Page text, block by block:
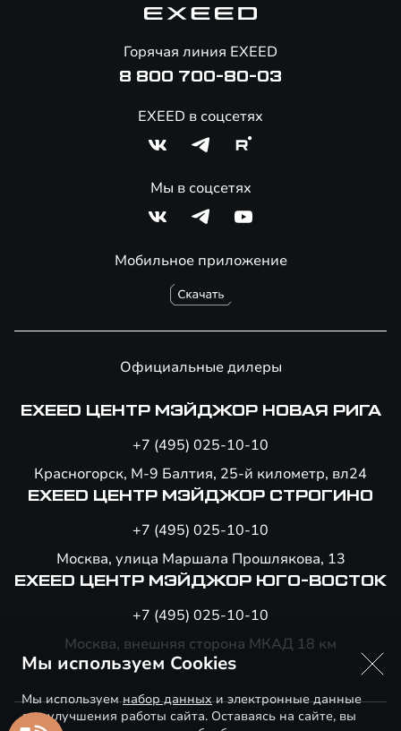
Помощь на дорогах
Мобильное приложение
Горячая линия EXEED
8 800 700-80-03
EXEED в соцсетях
Мы в соцсетях
Официальные дилеры
EXEED ЦЕНТР МЭЙДЖОР НОВАЯ РИГА
+7 (495) 025-10-10
Красногорск, М-9 Балтия, 25-й километр, вл24
EXEED ЦЕНТР МЭЙДЖОР СТРОГИНО
+7 (495) 025-10-10
Москва, улица Маршала Прошлякова, 13
EXEED ЦЕНТР МЭЙДЖОР ЮГО-ВОСТОК
+7 (495) 025-10-10
Москва, внешняя сторона МКАД 18 км
Мы используем Cookies
Мы используемнабор данныхи электронные данные
для улучшения работы сайта. Оставаясь на сайте, вы